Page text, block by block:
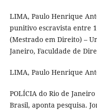
LIMA, Paulo Henrique
punitivo escravista entre
(Mestrado em Direito) –
Janeiro, Faculdade de
LIMA, Paulo Henrique
POLÍCIA do Rio de
Brasil, aponta pesquisa.